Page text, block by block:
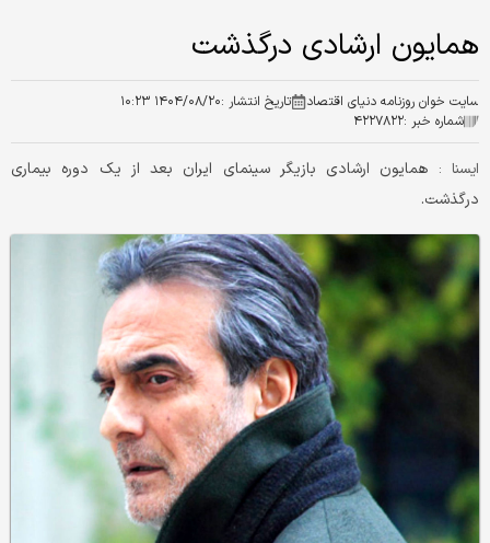
همایون ارشادی درگذشت
سایت خوان روزنامه دنیای اقتصاد تاریخ انتشار :۱۴۰۴/۰۸/۲۰ ۱۰:۲۳
شماره خبر :۴۲۲۷۸۲۲
ايسنا : همایون ارشادی بازیگر سینمای ایران بعد از یک دوره بیماری
درگذشت.